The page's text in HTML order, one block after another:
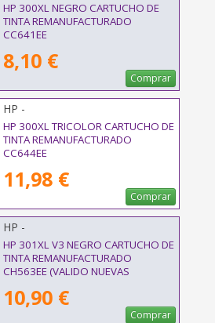
HP 300XL NEGRO CARTUCHO DE
TINTA REMANUFACTURADO
CC641EE
8,10 €
Comprar
HP -
HP 300XL TRICOLOR CARTUCHO DE
TINTA REMANUFACTURADO
CC644EE
11,98 €
Comprar
HP -
HP 301XL V3 NEGRO CARTUCHO DE
TINTA REMANUFACTURADO
CH563EE (VALIDO NUEVAS
10,90 €
Comprar